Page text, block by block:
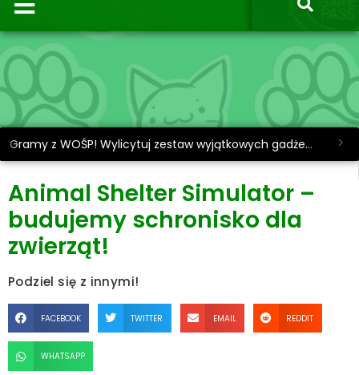
Gramy z WOŚP! Wylicytuj zestaw wyjątkowych gadżetów.
Animal Shelter Simulator –
budujemy schronisko dla
zwierząt!
Podziel się z innymi!
FACEBOOK TWITTER EMAIL REDDIT
WHATSAPP